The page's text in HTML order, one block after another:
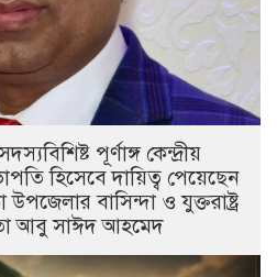
পূর্ণাঙ্গ কেন্দ্রীয়
হিসেবে দায়িত্ব পেয়েছেন
বাসিন্দা ও যুক্তরাষ্ট্র
আবু সাঈদ আহমেদ